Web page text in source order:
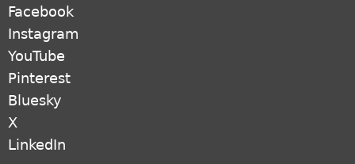
Facebook
Instagram
YouTube
Pinterest
Bluesky
X
LinkedIn